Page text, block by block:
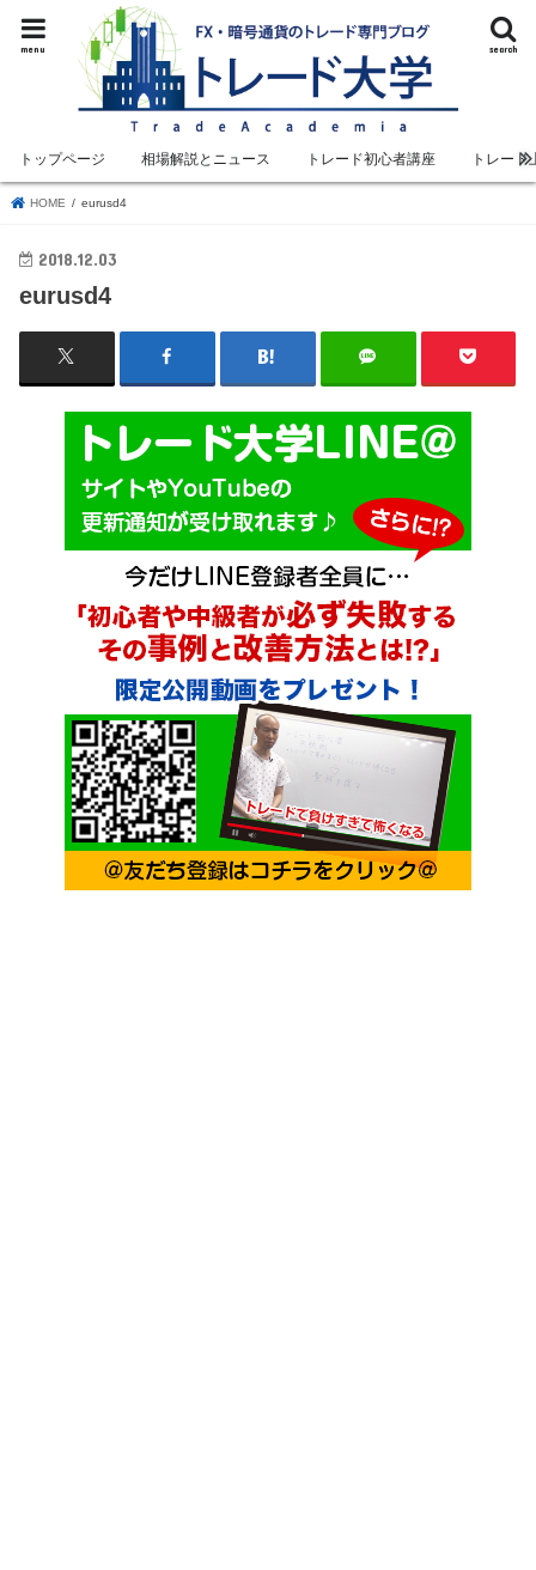
search
menu
トップページ 相場解説とニュース トレード初心者講座 トレード
HOME eurusd4
2018.12.03
eurusd4